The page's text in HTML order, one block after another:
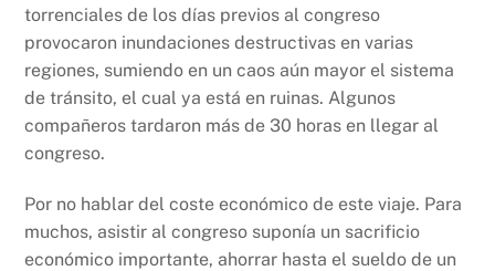
torrenciales de los días previos al congreso
provocaron inundaciones destructivas en varias
regiones, sumiendo en un caos aún mayor el sistema
de tránsito, el cual ya está en ruinas. Algunos
compañeros tardaron más de 30 horas en llegar al
congreso.
Por no hablar del coste económico de este viaje. Para
muchos, asistir al congreso suponía un sacrificio
económico importante, ahorrar hasta el sueldo de un